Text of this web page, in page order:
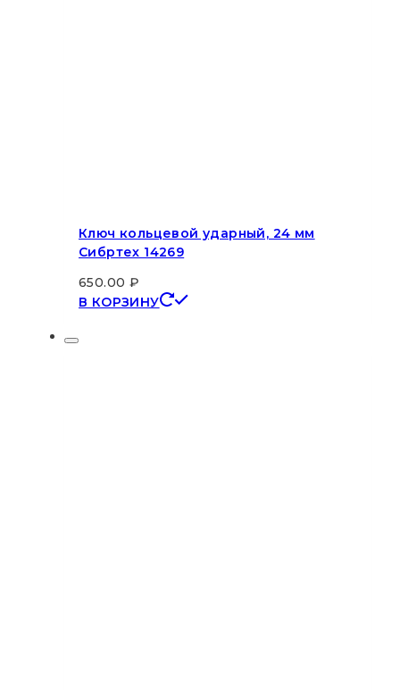
Ключ кольцевой ударный, 24 мм
Сибртех 14269
650.00 ₽
В КОРЗИНУ